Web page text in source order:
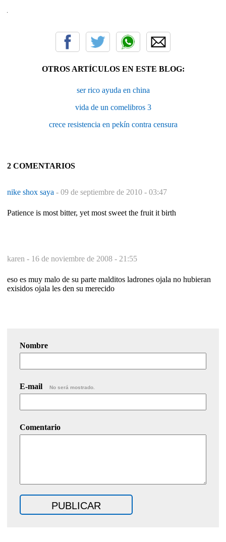
OTROS ARTÍCULOS EN ESTE BLOG:
ser rico ayuda en china
vida de un comelibros 3
crece resistencia en pekín contra censura
2 COMENTARIOS
nike shox saya - 09 de septiembre de 2010 - 03:47
Patience is most bitter, yet most sweet the fruit it birth
karen - 16 de noviembre de 2008 - 21:55
eso es muy malo de su parte malditos ladrones ojala no hubieran
exisidos ojala les den su merecido
Nombre
E-mail No será mostrado.
Comentario